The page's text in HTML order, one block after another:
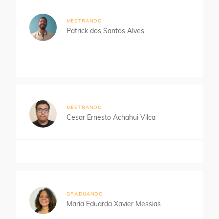
MESTRANDO
Patrick dos Santos Alves
MESTRANDO
Cesar Ernesto Achahui Vilca
GRADUANDO
Maria Eduarda Xavier Messias